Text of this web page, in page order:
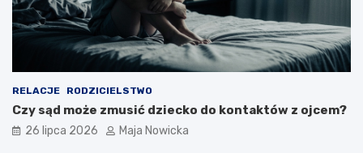
RELACJE RODZICIELSTWO
Czy sąd może zmusić dziecko do kontaktów z ojcem?
26 lipca 2026 Maja Nowicka